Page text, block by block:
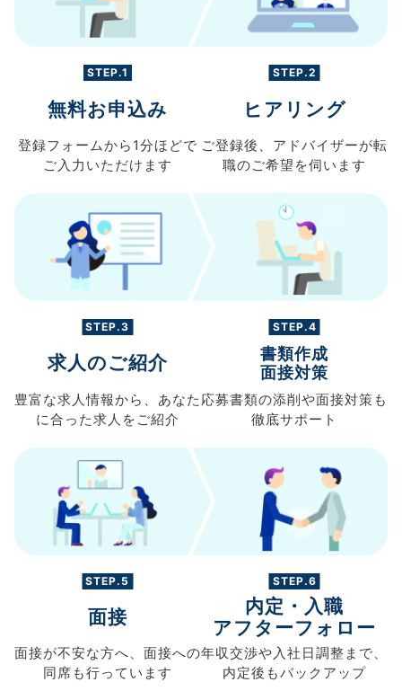
STEP.1
無料お申込み
登録フォームから 1分ほどで
ご入力 いただけます
STEP.2
ヒアリング
ご登録後、 アドバイザーが転
職のご希望を伺います
STEP.3
求人のご紹介
豊富な求人情報から、 あなた
に合った求人を ご紹介
STEP.4
書類作成
面接対策
応募書類の添削や面接対策も
徹底サポート
STEP.5
面接
面接が不安な方へ、 面接への
同席も行っています
STEP.6
内定・入職
アフターフォロー
年収交渉や入社日調整まで、
内定後もバックアップ